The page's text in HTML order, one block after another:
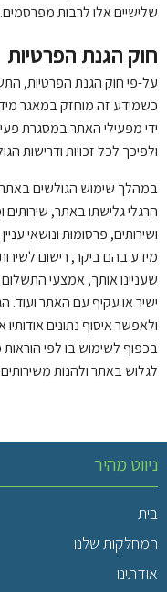
שלישיים אלו לרבות מפרסמים.
חוק הגנת הפרטיות
כשמידע זה מוחזק במאגר
ידי מפעילי האתר במסגרת
ולפיכך לכל זכויות ודרישות
במהלך שימוש הגולשים
הרגלי גלישתו באתר,
ושירותים, פרסומות ונושאי
מידע בהם ביקר, רישום
שעניינו אותך, אמצעי
ישיר או עקיף עם האתר ועוד.
ולאפשר איסוף נתונים
בכפוף לשימוש בו לפי הוראות
לגלוש באתר ולהנות
ניווט מהיר
בית
המחלקות שלנו
אודתינו